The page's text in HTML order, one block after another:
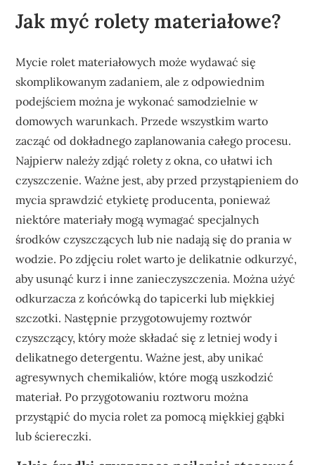
Jak myć rolety materiałowe?
Mycie rolet materiałowych może wydawać się
skomplikowanym zadaniem, ale z odpowiednim
podejściem można je wykonać samodzielnie w
domowych warunkach. Przede wszystkim warto
zacząć od dokładnego zaplanowania całego procesu.
Najpierw należy zdjąć rolety z okna, co ułatwi ich
czyszczenie. Ważne jest, aby przed przystąpieniem do
mycia sprawdzić etykietę producenta, ponieważ
niektóre materiały mogą wymagać specjalnych
środków czyszczących lub nie nadają się do prania w
wodzie. Po zdjęciu rolet warto je delikatnie odkurzyć,
aby usunąć kurz i inne zanieczyszczenia. Można użyć
odkurzacza z końcówką do tapicerki lub miękkiej
szczotki. Następnie przygotowujemy roztwór
czyszczący, który może składać się z letniej wody i
delikatnego detergentu. Ważne jest, aby unikać
agresywnych chemikaliów, które mogą uszkodzić
materiał. Po przygotowaniu roztworu można
przystąpić do mycia rolet za pomocą miękkiej gąbki
lub ściereczki.